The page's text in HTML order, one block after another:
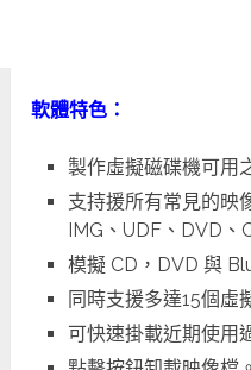
軟體特色：
製作虛擬磁碟機可用
支持援所有常見的映
IMG、UDF、DVD、
模擬 CD，DVD 與
同時支援多達15個虛
可快速掛載近期使用